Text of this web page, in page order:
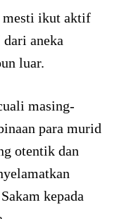
mesti ikut aktif
aneka
luar.
masing-
para murid
otentik dan
kepada